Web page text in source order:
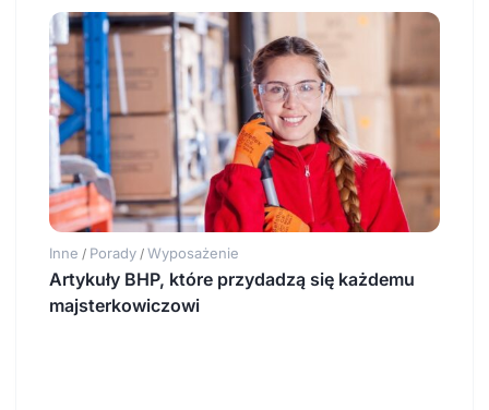
Inne / Porady / Wyposażenie
Artykuły BHP, które przydadzą się każdemu
majsterkowiczowi